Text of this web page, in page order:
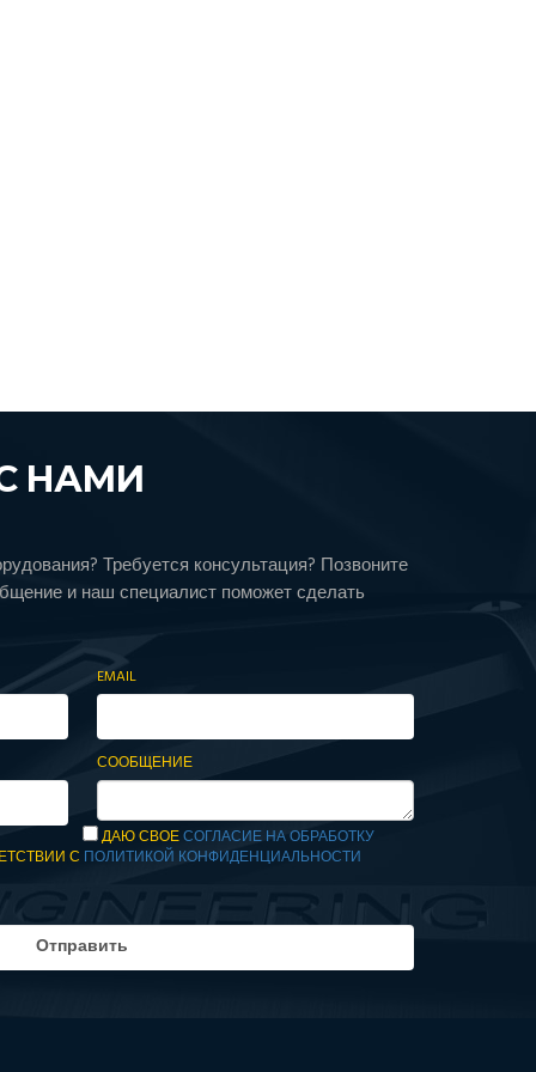
НАМИ
Требуется консультация? Позвоните
и наш специалист поможет сделать
EMAIL
СООБЩЕНИЕ
ДАЮ СВОЕСОГЛАСИЕ НА ОБРАБОТКУ
С ПОЛИТИКОЙ КОНФИДЕНЦИАЛЬНОСТИ